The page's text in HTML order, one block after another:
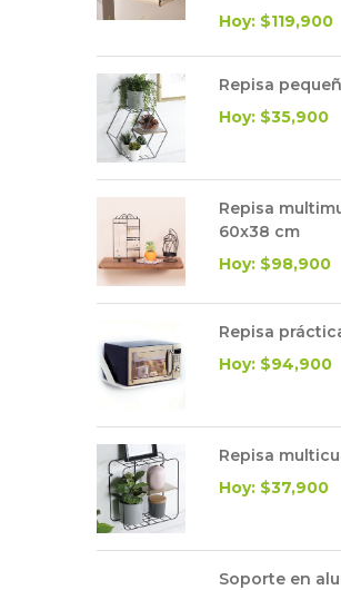
Hoy: $119,900
Repisa
Hoy: $35,900
Repisa
60x38 cm
Hoy: $98,900
Repisa
Hoy: $94,900
Repisa
Hoy: $37,900
Soporte en